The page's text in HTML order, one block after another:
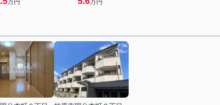
万円 万円